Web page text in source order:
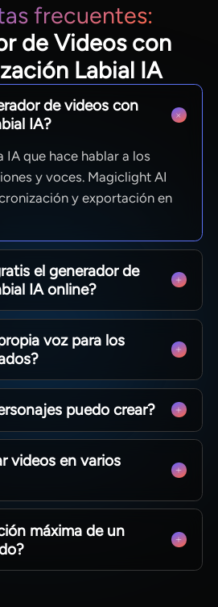
frecuentes:
de Videos con
Labial IA
de videos con
IA?
IA que hace hablar a los
y voces. Magiclight AI
y exportación en
el generador de
IA online?
gratuita. En la página
límites, opciones de
de voz disponibles.
voz para los
mantener un tono uniforme
y evitar grabaciones
puedo crear?
mascotas, profesores o
La herramienta crea
para tus videos.
videos en varios
con subtítulos y voces. Usa el
rehacer escenas para
máxima de un